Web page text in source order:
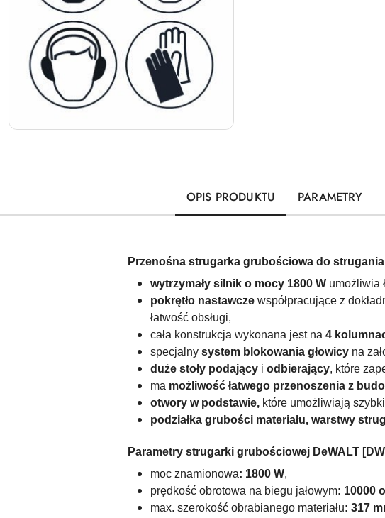
OPIS PRODUKTU PARAMETRY
Przenośna strugarka grubościowa do strugania
wytrzymały silnik o mocy 1800 W umożliwia
pokrętło nastawcze współpracujące z
łatwość obsługi,
cała konstrukcja wykonana jest na 4
specjalny system blokowania głowicy na
duże stoły podający i odbierający, które
ma możliwość łatwego przenoszenia z
otwory w podstawie, które umożliwiają
podziałka grubości materiału, warstwy
Parametry strugarki grubościowej DeWALT
moc znamionowa: 1800 W,
prędkość obrotowa na biegu jałowym: 10000
max. szerokość obrabianego materiału: 317